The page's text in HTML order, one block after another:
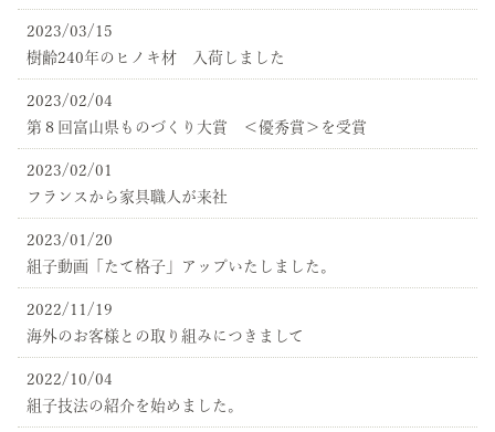
2023/03/15
樹齢240年のヒノキ材 入荷しました
2023/02/04
第８回富山県ものづくり大賞 ＜優秀賞＞を受賞
2023/02/01
フランスから家具職人が来社
2023/01/20
組子動画「たて格子」アップいたしました。
2022/11/19
海外のお客様との取り組みにつきまして
2022/10/04
組子技法の紹介を始めました。